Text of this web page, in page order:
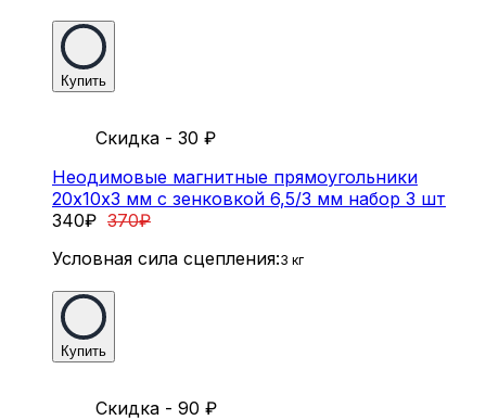
Купить
Скидка - 30 ₽
Неодимовые магнитные прямоугольники
20х10х3 мм с зенковкой 6,5/3 мм набор 3 шт
340₽ 370₽
Условная сила сцепления:3 кг
Купить
Скидка - 90 ₽